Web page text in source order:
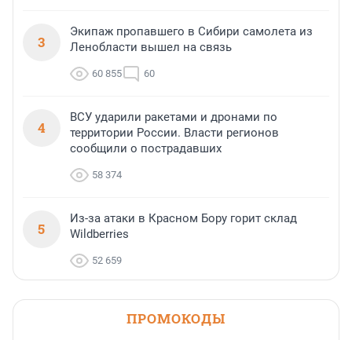
3
Экипаж пропавшего в Сибири самолета из
Ленобласти вышел на связь
60 855 60
4
ВСУ ударили ракетами и дронами по
территории России. Власти регионов
сообщили о пострадавших
58 374
5
Из-за атаки в Красном Бору горит склад
Wildberries
52 659
ПРОМОКОДЫ